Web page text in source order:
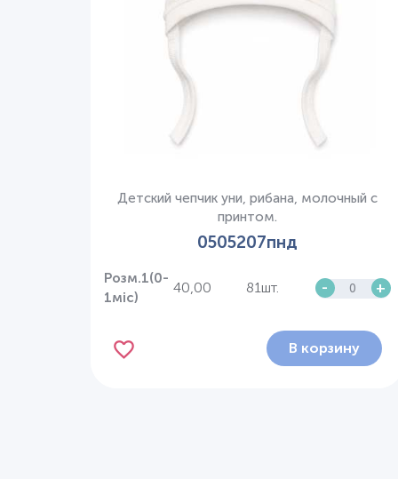
Детский чепчик уни, рибана, молочный с
принтом.
0505207пнд
Розм.1(0-
1міс)
40,00 81шт. - +
В корзину